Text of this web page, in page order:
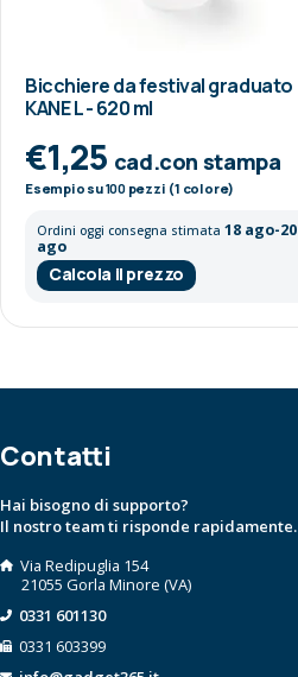
Bicchiere da festival graduato
KANE L - 620 ml
€1,25 cad.con stampa
Esempio su100pezzi (1 colore)
Ordini oggi consegna stimata 18 ago-20
ago
Calcola il prezzo
Contatti
Hai bisogno di supporto?
Il nostro team ti risponde rapidamente.
Via Redipuglia 154
21055 Gorla Minore (VA)
0331 601130
0331 603399